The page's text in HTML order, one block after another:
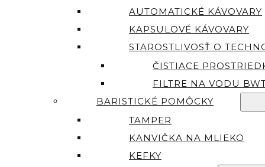
AUTOMATICKÉ KÁVOVARY
KAPSULOVÉ KÁVOVARY
STAROSTLIVOSŤ O
ČISTIACE
FILTRE NA VODU
BARISTICKÉ POMÔCKY
TAMPER
KANVIČKA NA MLIEKO
KEFKY